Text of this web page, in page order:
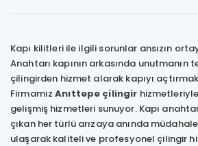
Kapı kilitleri ile ilgili sorunlar ansızın
Anahtarı kapının arkasında unutmanın
çilingirden hizmet alarak kapıyı
FirmamızAnıttepe çilingir
gelişmiş hizmetleri sunuyor. Kapı
çıkan her türlü arızaya anında
ulaşarak kaliteli ve profesyonel çilingir